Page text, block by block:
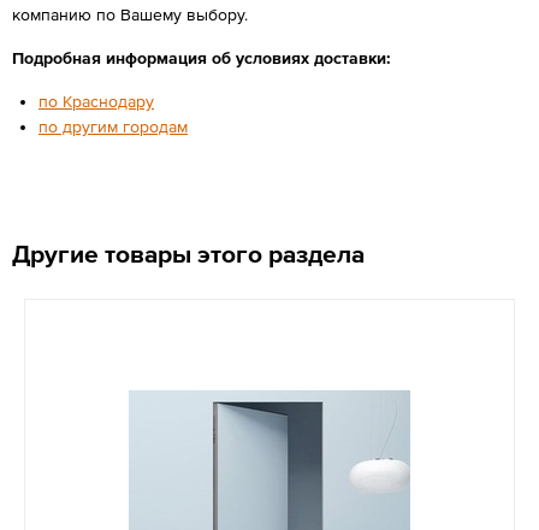
компанию по Вашему выбору.
Подробная информация об условиях доставки:
по Краснодару
по другим городам
Другие товары этого раздела